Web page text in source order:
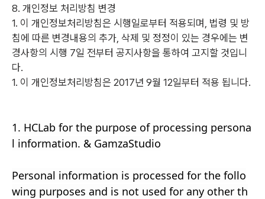
8. 개인정보 처리방침 변경
1. 이 개인정보처리방침은 시행일로부터 적용되며, 법령 및 방
침에 따른 변경내용의 추가, 삭제 및 정정이 있는 경우에는 변
경사항의 시행 7일 전부터 공지사항을 통하여 고지할 것입니
다.
1. 이 개인정보처리방침은 2017년 9월 12일부터 적용 됩니다.
1. HCLab for the purpose of processing persona
l information. & GamzaStudio
Personal information is processed for the follo
wing purposes and is not used for any other th